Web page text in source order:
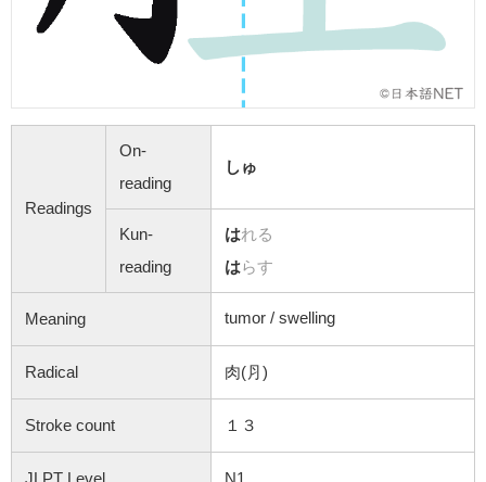
Readings
On-
reading
しゅ
Kun-
reading
はれる
はらす
Meaning tumor / swelling
Radical 肉(⺼)
Stroke count １３
JLPT Level N1